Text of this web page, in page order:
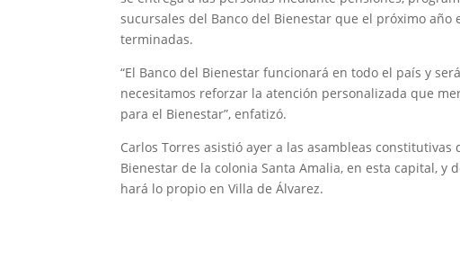
sucursales del Banco del Bienestar que el próximo año
terminadas.
“El Banco del Bienestar funcionará en todo el país y
necesitamos reforzar la atención personalizada que
para el Bienestar”, enfatizó.
Carlos Torres asistió ayer a las asambleas
Bienestar de la colonia Santa Amalia, en esta capital, y
hará lo propio en Villa de Álvarez.